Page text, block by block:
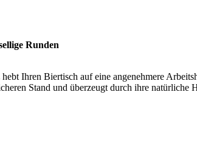
Runden
Ihren Biertisch auf eine angenehmere
Stand und überzeugt durch ihre natürliche